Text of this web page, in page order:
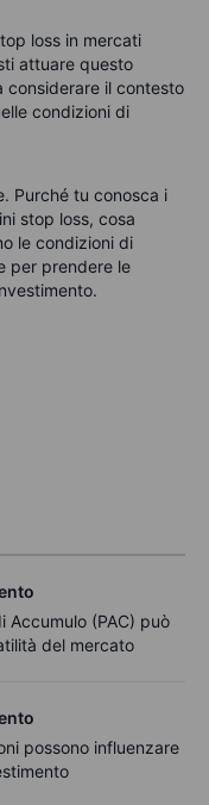
loss in mercati
attuare questo
considerare il contesto
condizioni di
Purché tu conosca i
stop loss, cosa
le condizioni di
per prendere le
Accumulo (PAC) può
del mercato
possono influenzare